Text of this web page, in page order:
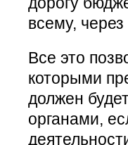
всему,
Все это
которыми
должен
органами,